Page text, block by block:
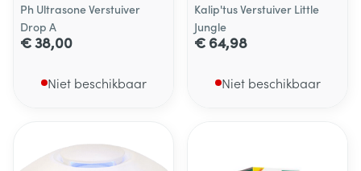
Ph Ultrasone Verstuiver
Drop A
€ 38,00
Niet beschikbaar
Kalip'tus Verstuiver Little
Jungle
€ 64,98
Niet beschikbaar